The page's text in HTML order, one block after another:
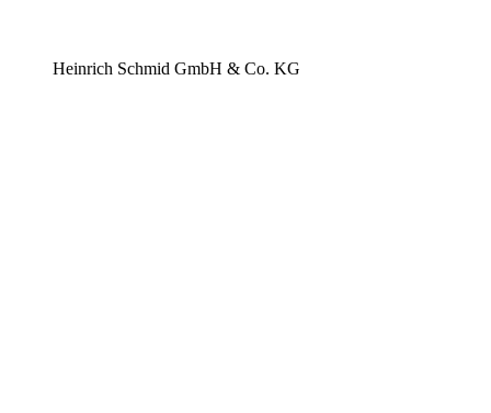
Heinrich Schmid GmbH & Co. KG